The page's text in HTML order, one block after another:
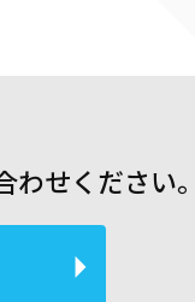
わせください